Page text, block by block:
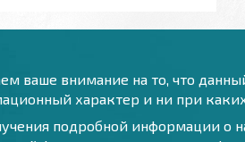
ваше внимание на то, что
характер и ни при
подробной информации о